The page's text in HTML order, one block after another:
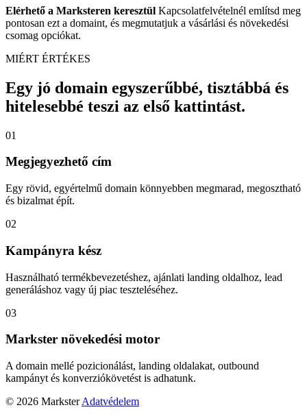
Elérhető a Marksteren keresztül Kapcsolatfelvételnél említsd meg
pontosan ezt a domaint, és megmutatjuk a vásárlási és növekedési
csomag opciókat.
MIÉRT ÉRTÉKES
Egy jó domain egyszerűbbé, tisztábbá és
hitelesebbé teszi az első kattintást.
01
Megjegyezhető cím
Egy rövid, egyértelmű domain könnyebben megmarad, megosztható
és bizalmat épít.
02
Kampányra kész
Használható termékbevezetéshez, ajánlati landing oldalhoz, lead
generáláshoz vagy új piac teszteléséhez.
03
Markster növekedési motor
A domain mellé pozicionálást, landing oldalakat, outbound
kampányt és konverziókövetést is adhatunk.
© 2026 Markster Adatvédelem